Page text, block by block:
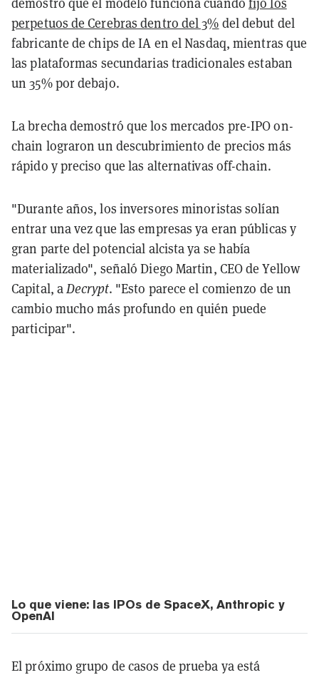
perpetuos de Cerebras dentro del 3% del debut del
fabricante de chips de IA en el Nasdaq, mientras que
las plataformas secundarias tradicionales estaban
un 35% por debajo.
La brecha demostró que los mercados pre-IPO on-
chain lograron un descubrimiento de precios más
rápido y preciso que las alternativas off-chain.
"Durante años, los inversores minoristas solían
entrar una vez que las empresas ya eran públicas y
gran parte del potencial alcista ya se había
materializado", señaló Diego Martin, CEO de Yellow
Capital, aDecrypt. "Esto parece el comienzo de un
cambio mucho más profundo en quién puede
participar".
Lo que viene: las IPOs de SpaceX, Anthropic y
OpenAI
El próximo grupo de casos de prueba ya está